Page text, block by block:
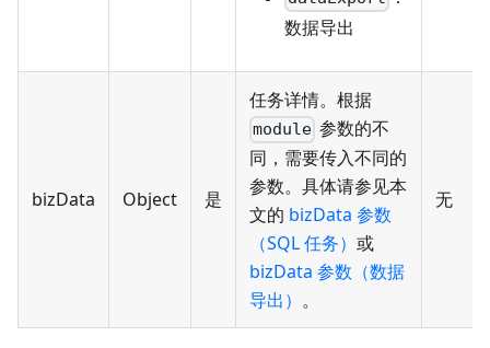
数据导出
bizData Object 是
任务详情。根据
module 参数的不
同，需要传入不同的
参数。具体请参见本
文的 bizData 参数
（SQL 任务） 或
bizData 参数（数据
导出） 。
无